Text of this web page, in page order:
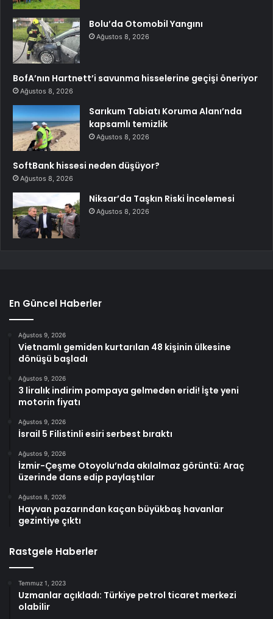
Bolu’da Otomobil Yangını
Ağustos 8, 2026
BofA’nın Hartnett’i savunma hisselerine geçişi öneriyor
Ağustos 8, 2026
Sarıkum Tabiatı Koruma Alanı’nda
kapsamlı temizlik
Ağustos 8, 2026
SoftBank hissesi neden düşüyor?
Ağustos 8, 2026
Niksar’da Taşkın Riski İncelemesi
Ağustos 8, 2026
En Güncel Haberler
Ağustos 9, 2026
Vietnamlı gemiden kurtarılan 48 kişinin ülkesine
dönüşü başladı
Ağustos 9, 2026
3 liralık indirim pompaya gelmeden eridi! İşte yeni
motorin fiyatı
Ağustos 9, 2026
İsrail 5 Filistinli esiri serbest bıraktı
Ağustos 9, 2026
İzmir-Çeşme Otoyolu’nda akılalmaz görüntü: Araç
üzerinde dans edip paylaştılar
Ağustos 8, 2026
Hayvan pazarından kaçan büyükbaş havanlar
gezintiye çıktı
Rastgele Haberler
Temmuz 1, 2023
Uzmanlar açıkladı: Türkiye petrol ticaret merkezi
olabilir